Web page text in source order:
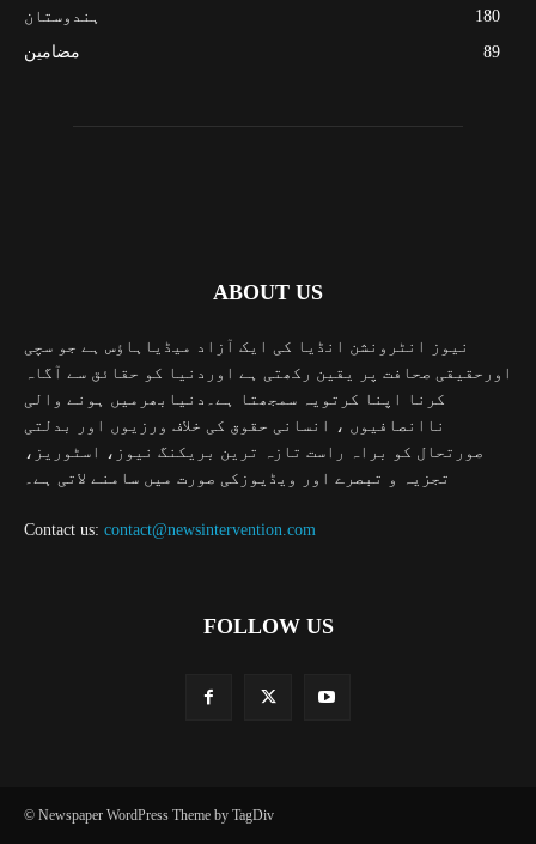
ہندوستان
180
مضامین
89
ABOUT US
نیوز انٹرونشن انڈیا کی ایک آزاد میڈیاہاؤس ہے جو سچی
اورحقیقی صحافت پر یقین رکھتی ہے اوردنیا کو حقائق سے آگاہ
کرنا اپنا کرتویہ سمجھتا ہے۔دنیابھرمیں ہونے والی
ناانصافیوں ، انسانی حقوق کی خلاف ورزیوں اور بدلتی
صورتحال کو براہ راست تازہ ترین بریکنگ نیوز، اسٹوریز،
تجزیہ و تبصرے اور ویڈیوزکی صورت میں سامنے لاتی ہے۔
Contact us: contact@newsintervention.com
FOLLOW US
© Newspaper WordPress Theme by TagDiv